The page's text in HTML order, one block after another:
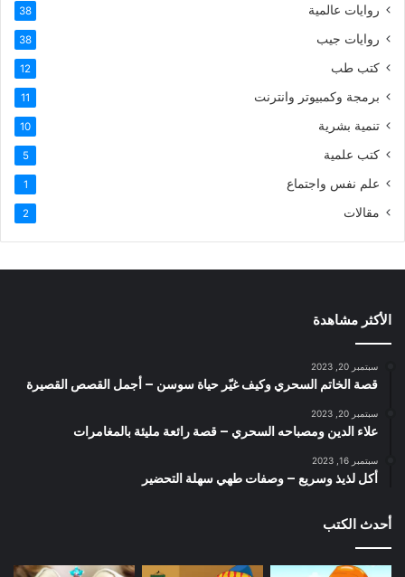
روايات عالمية 38
روايات جيب 38
كتب طب 12
برمجة وكمبيوتر وانترنت 11
تنمية بشرية 10
كتب علمية 5
علم نفس واجتماع 1
مقالات 2
الأكثر مشاهدة
سبتمبر 20, 2023
قصة الخاتم السحري وكيف غيّر حياة سوسن – أجمل القصص القصيرة
سبتمبر 20, 2023
علاء الدين ومصباحه السحري – قصة رائعة مليئة بالمغامرات
سبتمبر 16, 2023
أكل لذيذ وسريع – وصفات طهي سهلة التحضير
أحدث الكتب